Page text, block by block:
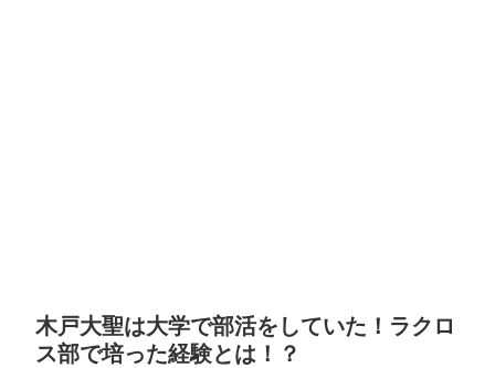
木戸大聖は大学で部活をしていた！ラクロ
ス部で培った経験とは！？